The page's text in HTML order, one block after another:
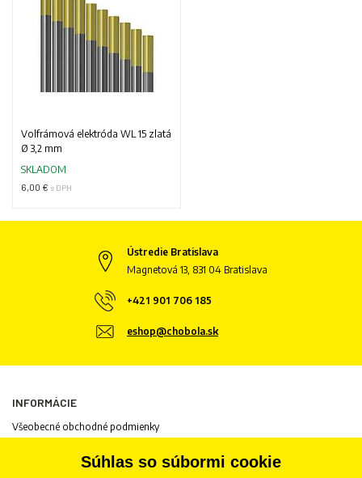
Volfrámová elektróda WL 15 zlatá
Ø 3,2 mm
SKLADOM
6,00 € s DPH
Ústredie Bratislava
Magnetová 13, 831 04 Bratislava
+421 901 706 185
eshop@chobola.sk
INFORMÁCIE
Všeobecné obchodné podmienky
Informácie o cookiesSúhlas so súbormi cookie